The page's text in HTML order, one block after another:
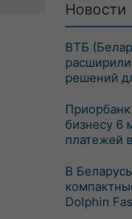
Новости
ВТБ
решений
бизнесу 6
платежей
В
Dolphin